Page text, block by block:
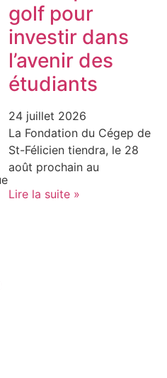
golf pour
investir dans
l’avenir des
étudiants
24 juillet 2026
La Fondation du Cégep de
St-Félicien tiendra, le 28
août prochain au
Lire la suite »